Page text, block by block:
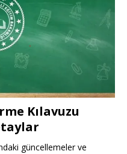
Kılavuzu
güncellemeler ve